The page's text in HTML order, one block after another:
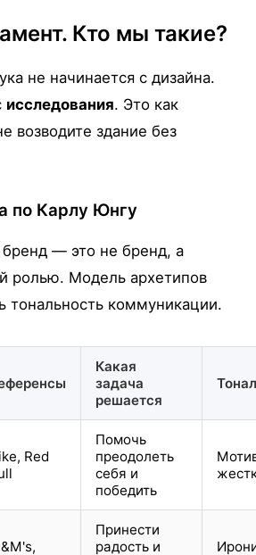
Кто мы такие?
не начинается с дизайна.
исследования. Это как
возводите здание без
по Карлу Юнгу
— это не бренд, а
ролью. Модель архетипов
тональность коммуникации.
Какая
задача
решается
Red
Помочь
преодолеть
себя и
победить
Принести
радость и